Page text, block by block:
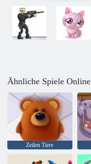
Ähnliche Spiele Online
Zeilen Tiere